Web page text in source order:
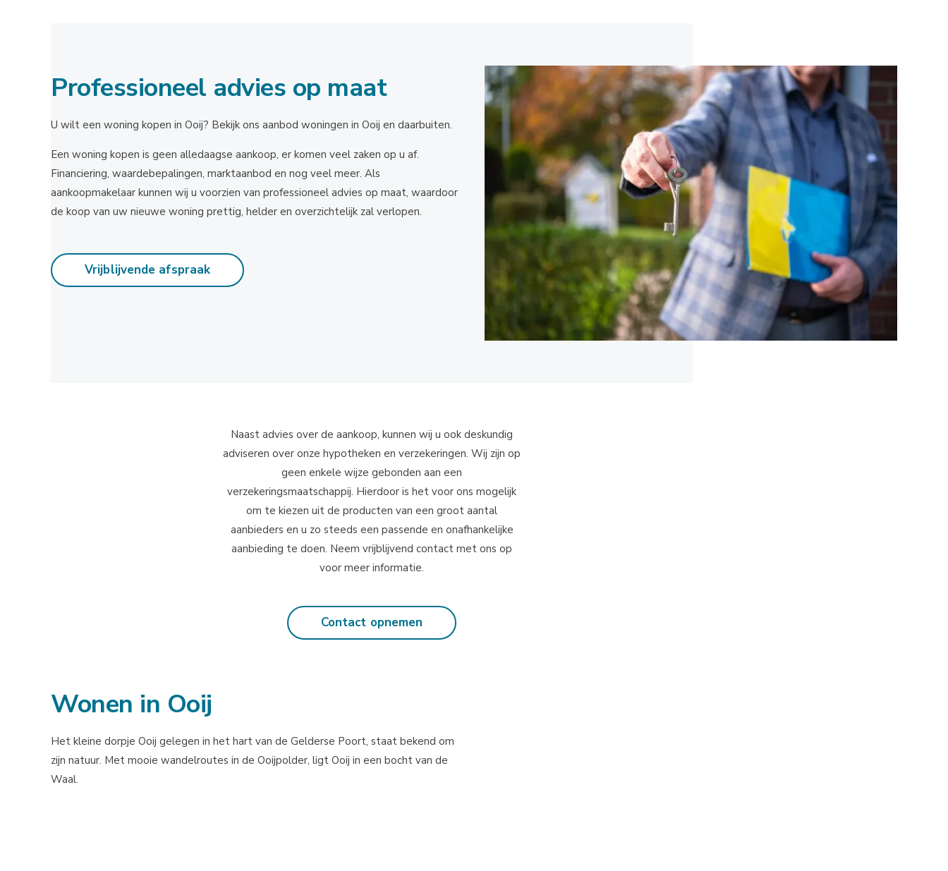
Professioneel advies op maat
U wilt een woning kopen in Ooij? Bekijk ons aanbod woningen in Ooij en daarbuiten.
Een woning kopen is geen alledaagse aankoop, er komen veel zaken op u af.
Financiering, waardebepalingen, marktaanbod en nog veel meer. Als
aankoopmakelaar kunnen wij u voorzien van professioneel advies op maat, waardoor
de koop van uw nieuwe woning prettig, helder en overzichtelijk zal verlopen.
Vrijblijvende afspraak
Naast advies over de aankoop, kunnen wij u ook deskundig
adviseren over onze hypotheken en verzekeringen. Wij zijn op
geen enkele wijze gebonden aan een
verzekeringsmaatschappij. Hierdoor is het voor ons mogelijk
om te kiezen uit de producten van een groot aantal
aanbieders en u zo steeds een passende en onafhankelijke
aanbieding te doen. Neem vrijblijvend contact met ons op
voor meer informatie.
Contact opnemen
Wonen in Ooij
Het kleine dorpje Ooij gelegen in het hart van de Gelderse Poort, staat bekend om
zijn natuur. Met mooie wandelroutes in de Ooijpolder, ligt Ooij in een bocht van de
Waal.